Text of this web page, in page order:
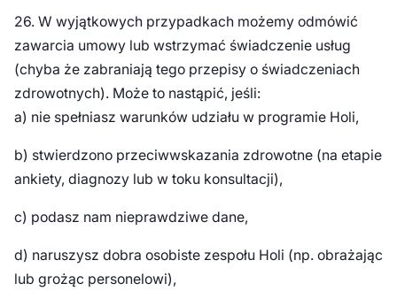
26. W wyjątkowych przypadkach możemy odmówić
zawarcia umowy lub wstrzymać świadczenie usług
(chyba że zabraniają tego przepisy o świadczeniach
zdrowotnych). Może to nastąpić, jeśli:
a) nie spełniasz warunków udziału w programie Holi,
b) stwierdzono przeciwwskazania zdrowotne (na etapie
ankiety, diagnozy lub w toku konsultacji),
c) podasz nam nieprawdziwe dane,
d) naruszysz dobra osobiste zespołu Holi (np. obrażając
lub grożąc personelowi),